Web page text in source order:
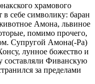
храмового
в себе символику: баран
Амона, львиное
помимо прочего,
Супругой Амона(-Ра)
лунное божество и
Фиванскую
за пределами